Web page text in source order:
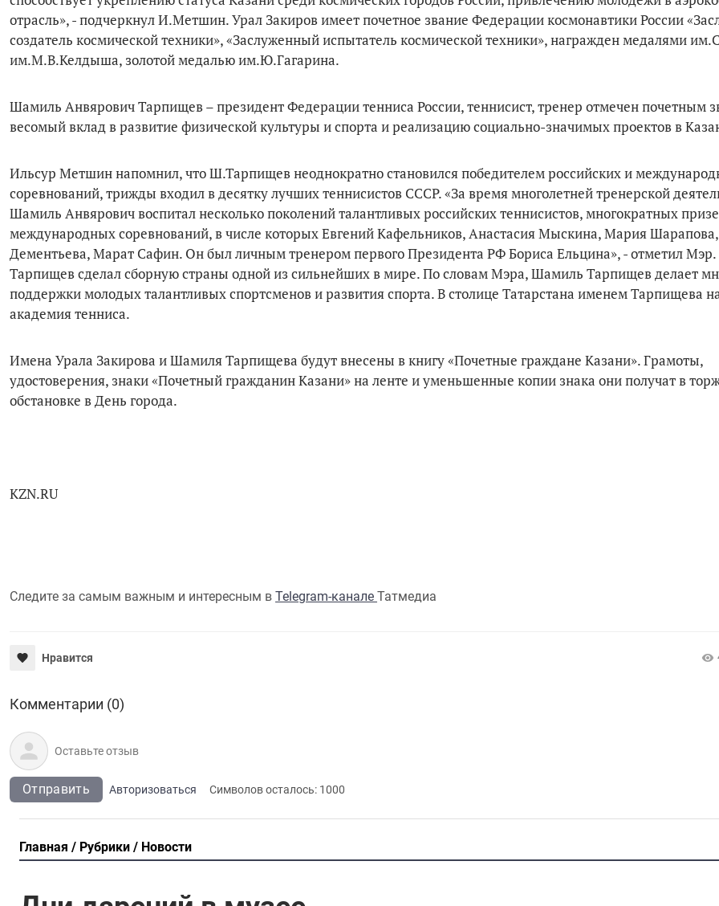
отрасль», - подчеркнул И.Метшин. Урал Закиров имеет почетное звание Федерации космонавтики России
создатель космической техники», «Заслуженный испытатель космической техники», награжден медалями
им.М.В.Келдыша, золотой медалью им.Ю.Гагарина.
Шамиль Анвярович Тарпищев – президент Федерации тенниса России, теннисист, тренер отмечен почетным
весомый вклад в развитие физической культуры и спорта и реализацию социально-значимых проектов в
Ильсур Метшин напомнил, что Ш.Тарпищев неоднократно становился победителем российских и
соревнований, трижды входил в десятку лучших теннисистов СССР. «За время многолетней тренерской
Шамиль Анвярович воспитал несколько поколений талантливых российских теннисистов, многократных
международных соревнований, в числе которых Евгений Кафельников, Анастасия Мыскина, Мария
Дементьева, Марат Сафин. Он был личным тренером первого Президента РФ Бориса Ельцина», - отметил
Тарпищев сделал сборную страны одной из сильнейших в мире. По словам Мэра, Шамиль Тарпищев делает
поддержки молодых талантливых спортсменов и развития спорта. В столице Татарстана именем Тарпищева
академия тенниса.
Имена Урала Закирова и Шамиля Тарпищева будут внесены в книгу «Почетные граждане Казани». Грамоты,
удостоверения, знаки «Почетный гражданин Казани» на ленте и уменьшенные копии знака они получат в
обстановке в День города.
KZN.RU
Следите за самым важным и интересным в Telegram-канале Татмедиа
Нравится
Комментарии (0)
Отправить Авторизоваться Символов осталось: 1000
Главная Рубрики Новости